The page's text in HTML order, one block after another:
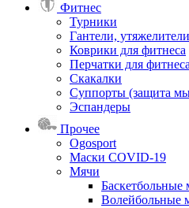
Фитнес
Турники
Гантели, утяжелители
Коврики для фитнеса
Перчатки для фитнеса
Скакалки
Суппорты (защита
Эспандеры
Прочее
Ogosport
Маски COVID-19
Мячи
Баскетбольные
Волейбольные